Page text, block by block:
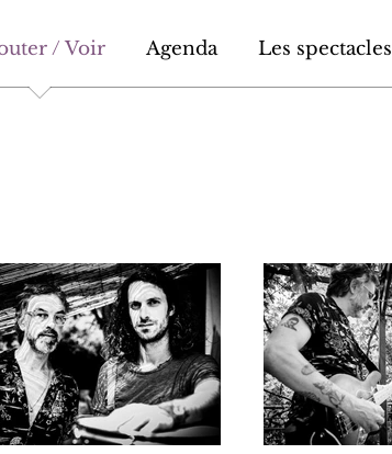
/ Voir Agenda Les spectacles